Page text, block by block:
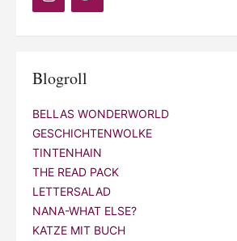
Blogroll
BELLAS WONDERWORLD
GESCHICHTENWOLKE
TINTENHAIN
THE READ PACK
LETTERSALAD
NANA-WHAT ELSE?
KATZE MIT BUCH